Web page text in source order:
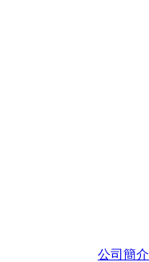
公司簡介